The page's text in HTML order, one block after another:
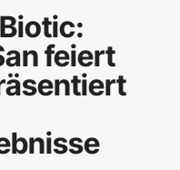
feiert